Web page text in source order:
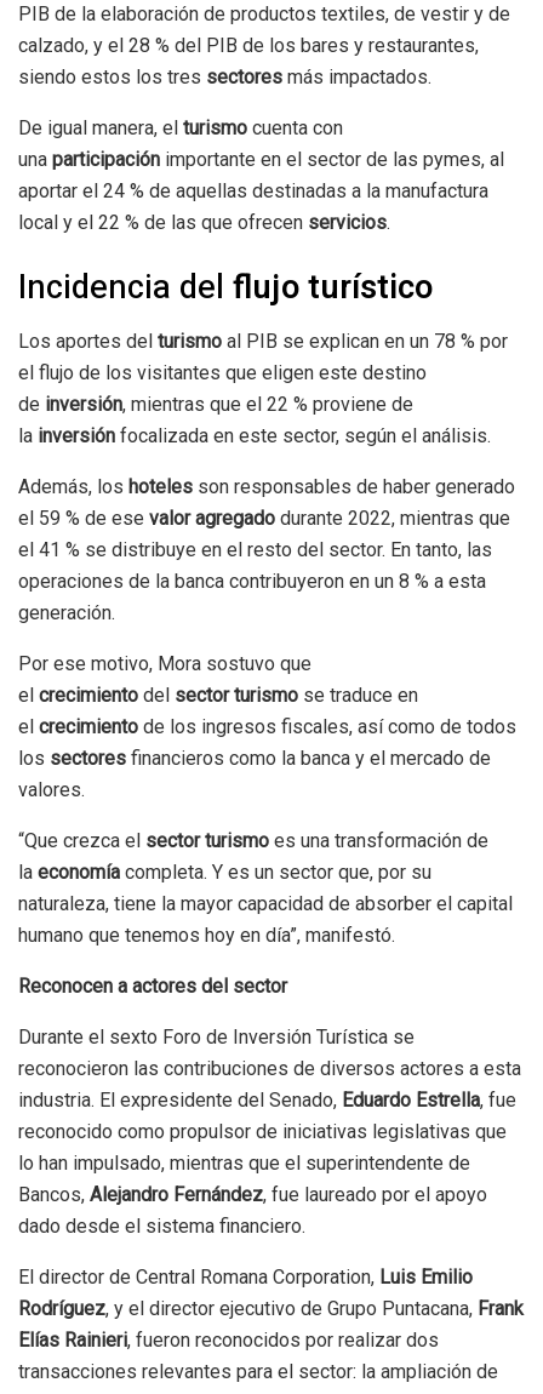
PIB de la elaboración de productos textiles, de vestir y de
calzado, y el 28 % del PIB de los bares y restaurantes,
siendo estos los tres sectores más impactados.
De igual manera, el turismo cuenta con
una participación importante en el sector de las pymes, al
aportar el 24 % de aquellas destinadas a la manufactura
local y el 22 % de las que ofrecen servicios.
Incidencia del flujo turístico
Los aportes del turismo al PIB se explican en un 78 % por
el flujo de los visitantes que eligen este destino
de inversión, mientras que el 22 % proviene de
la inversión focalizada en este sector, según el análisis.
Además, los hoteles son responsables de haber generado
el 59 % de ese valor agregado durante 2022, mientras que
el 41 % se distribuye en el resto del sector. En tanto, las
operaciones de la banca contribuyeron en un 8 % a esta
generación.
Por ese motivo, Mora sostuvo que
el crecimiento del sector turismo se traduce en
el crecimiento de los ingresos fiscales, así como de todos
los sectores financieros como la banca y el mercado de
valores.
“Que crezca el sector turismo es una transformación de
la economía completa. Y es un sector que, por su
naturaleza, tiene la mayor capacidad de absorber el capital
humano que tenemos hoy en día”, manifestó.
Reconocen a actores del sector
Durante el sexto Foro de Inversión Turística se
reconocieron las contribuciones de diversos actores a esta
industria. El expresidente del Senado, Eduardo Estrella, fue
reconocido como propulsor de iniciativas legislativas que
lo han impulsado, mientras que el superintendente de
Bancos, Alejandro Fernández, fue laureado por el apoyo
dado desde el sistema financiero.
El director de Central Romana Corporation, Luis Emilio
Rodríguez, y el director ejecutivo de Grupo Puntacana, Frank
Elías Rainieri, fueron reconocidos por realizar dos
transacciones relevantes para el sector: la ampliación de